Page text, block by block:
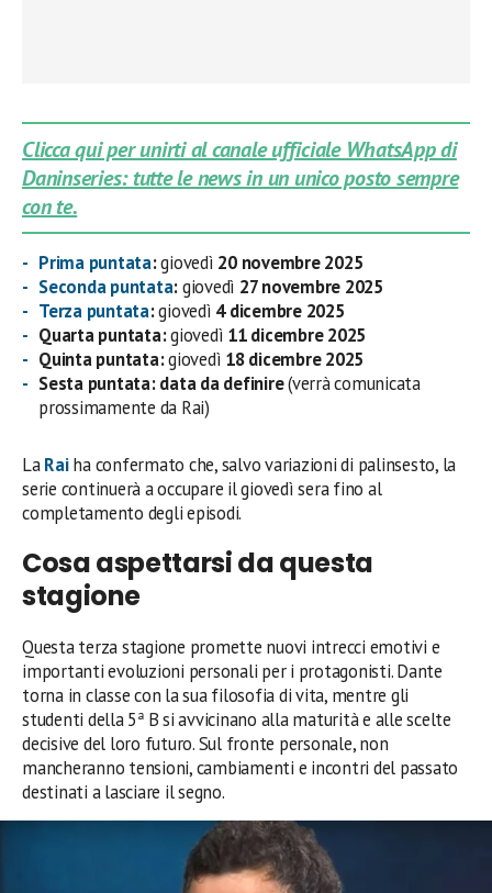
Clicca qui per unirti al canale ufficiale WhatsApp di
Daninseries: tutte le news in un unico posto sempre
con te.
Prima puntata:giovedì 20 novembre 2025
Seconda puntata:giovedì 27 novembre 2025
Terza puntata:giovedì 4 dicembre 2025
Quarta puntata:giovedì 11 dicembre 2025
Quinta puntata:giovedì 18 dicembre 2025
Sesta puntata: data da definire(verrà comunicata
prossimamente da Rai)
LaRaiha confermato che, salvo variazioni di palinsesto, la
serie continuerà a occupare il giovedì sera fino al
completamento degli episodi.
Cosa aspettarsi da questa
stagione
Questa terza stagione promette nuovi intrecci emotivi e
importanti evoluzioni personali per i protagonisti. Dante
torna in classe con la sua filosofia di vita, mentre gli
studenti della 5ª B si avvicinano alla maturità e alle scelte
decisive del loro futuro. Sul fronte personale, non
mancheranno tensioni, cambiamenti e incontri del passato
destinati a lasciare il segno.